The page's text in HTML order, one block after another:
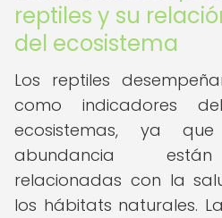
reptiles y su
del ecosistema
Los reptiles
como indicadores
ecosistemas, ya
abundancia están
relacionadas con la
los hábitats naturales.